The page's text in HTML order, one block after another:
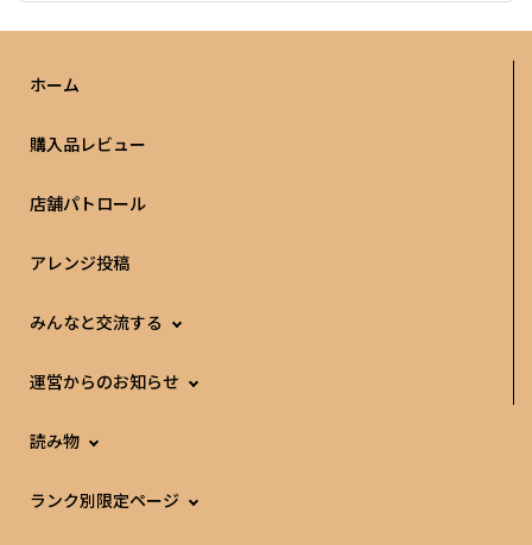
ホーム
購入品レビュー
店舗パトロール
アレンジ投稿
みんなと交流する
運営からのお知らせ
読み物
ランク別限定ページ